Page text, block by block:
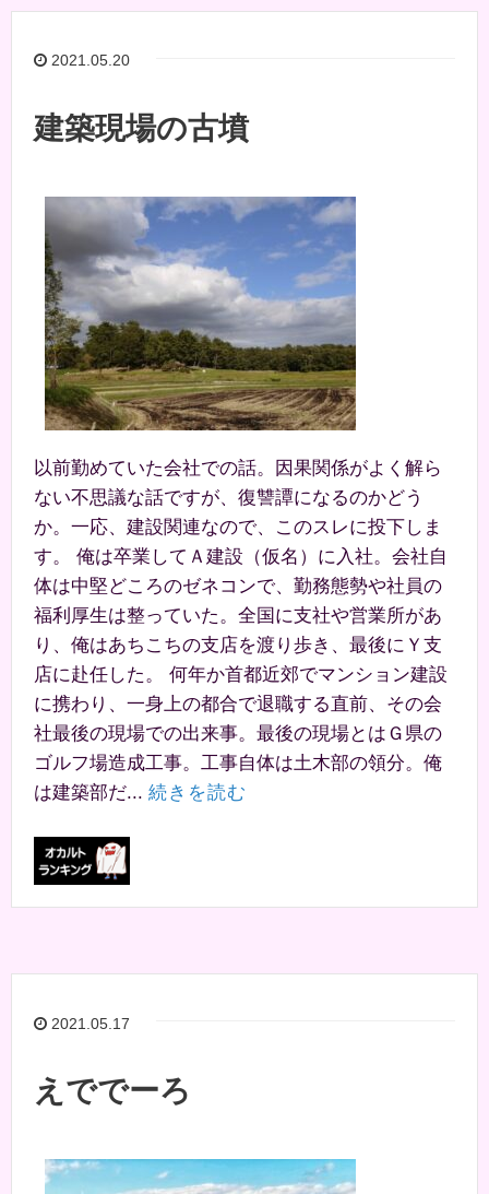
2021.05.20
建築現場の古墳
以前勤めていた会社での話。因果関係がよく解ら
ない不思議な話ですが、復讐譚になるのかどう
か。一応、建設関連なので、このスレに投下しま
す。 俺は卒業してＡ建設（仮名）に入社。会社自
体は中堅どころのゼネコンで、勤務態勢や社員の
福利厚生は整っていた。全国に支社や営業所があ
り、俺はあちこちの支店を渡り歩き、最後にＹ支
店に赴任した。 何年か首都近郊でマンション建設
に携わり、一身上の都合で退職する直前、その会
社最後の現場での出来事。最後の現場とはＧ県の
ゴルフ場造成工事。工事自体は土木部の領分。俺
は建築部だ... 続きを読む
2021.05.17
えででーろ